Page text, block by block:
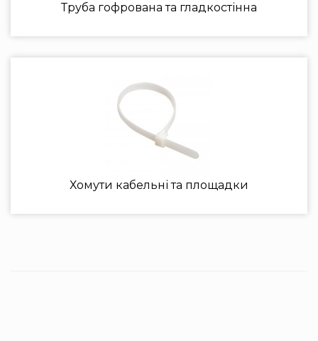
Труба гофрована та гладкостінна
Хомути кабельні та площадки